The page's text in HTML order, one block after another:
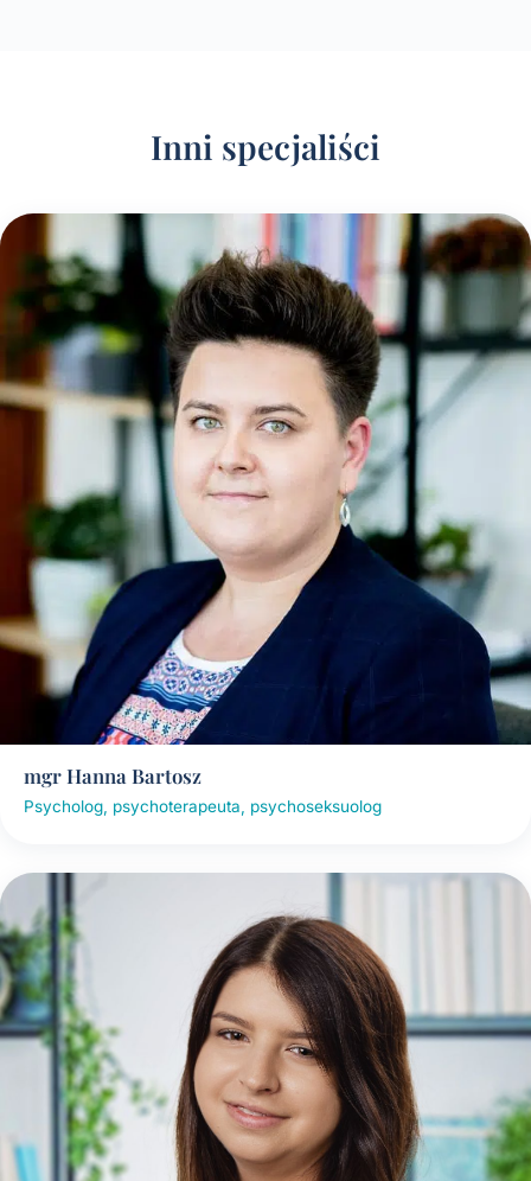
Inni specjaliści
mgr Hanna Bartosz
Psycholog, psychoterapeuta, psychoseksuolog